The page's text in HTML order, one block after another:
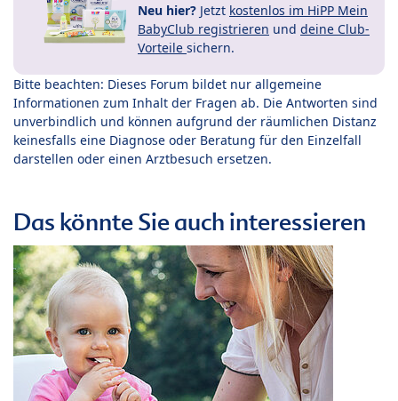
Neu hier? Jetzt kostenlos im HiPP Mein
BabyClub registrieren und deine Club-
Vorteile sichern.
Bitte beachten: Dieses Forum bildet nur allgemeine
Informationen zum Inhalt der Fragen ab. Die Antworten sind
unverbindlich und können aufgrund der räumlichen Distanz
keinesfalls eine Diagnose oder Beratung für den Einzelfall
darstellen oder einen Arztbesuch ersetzen.
Das könnte Sie auch interessieren